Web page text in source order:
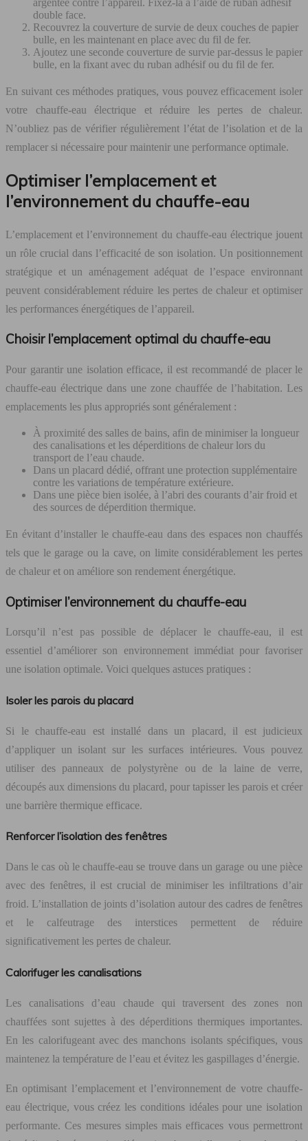
double face.
Recouvrez la couverture de survie de deux couches de papier
bulle, en les maintenant en place avec du fil de fer.
Ajoutez une seconde couverture de survie par-dessus le papier
bulle, en la fixant avec du ruban adhésif ou du fil de fer.
En suivant ces méthodes pratiques, vous pouvez efficacement isoler
votre chauffe-eau électrique et réduire les pertes de chaleur.
N’oubliez pas de vérifier régulièrement l’état de l’isolation et de la
remplacer si nécessaire pour maintenir une performance optimale.
Optimiser l’emplacement et
l’environnement du chauffe-eau
L’emplacement et l’environnement du chauffe-eau électrique jouent
un rôle crucial dans l’efficacité de son isolation. Un positionnement
stratégique et un aménagement adéquat de l’espace environnant
peuvent considérablement réduire les pertes de chaleur et optimiser
les performances énergétiques de l’appareil.
Choisir l’emplacement optimal du chauffe-eau
Pour garantir une isolation efficace, il est recommandé de placer le
chauffe-eau électrique dans une zone chauffée de l’habitation. Les
emplacements les plus appropriés sont généralement :
À proximité des salles de bains, afin de minimiser la longueur
des canalisations et les déperditions de chaleur lors du
transport de l’eau chaude.
Dans un placard dédié, offrant une protection supplémentaire
contre les variations de température extérieure.
Dans une pièce bien isolée, à l’abri des courants d’air froid et
des sources de déperdition thermique.
En évitant d’installer le chauffe-eau dans des espaces non chauffés
tels que le garage ou la cave, on limite considérablement les pertes
de chaleur et on améliore son rendement énergétique.
Optimiser l’environnement du chauffe-eau
Lorsqu’il n’est pas possible de déplacer le chauffe-eau, il est
essentiel d’améliorer son environnement immédiat pour favoriser
une isolation optimale. Voici quelques astuces pratiques :
Isoler les parois du placard
Si le chauffe-eau est installé dans un placard, il est judicieux
d’appliquer un isolant sur les surfaces intérieures. Vous pouvez
utiliser des panneaux de polystyrène ou de la laine de verre,
découpés aux dimensions du placard, pour tapisser les parois et créer
une barrière thermique efficace.
Renforcer l’isolation des fenêtres
Dans le cas où le chauffe-eau se trouve dans un garage ou une pièce
avec des fenêtres, il est crucial de minimiser les infiltrations d’air
froid. L’installation de joints d’isolation autour des cadres de fenêtres
et le calfeutrage des interstices permettent de réduire
significativement les pertes de chaleur.
Calorifuger les canalisations
Les canalisations d’eau chaude qui traversent des zones non
chauffées sont sujettes à des déperditions thermiques importantes.
En les calorifugeant avec des manchons isolants spécifiques, vous
maintenez la température de l’eau et évitez les gaspillages d’énergie.
En optimisant l’emplacement et l’environnement de votre chauffe-
eau électrique, vous créez les conditions idéales pour une isolation
performante. Ces mesures simples mais efficaces vous permettront